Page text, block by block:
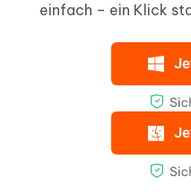
einfach – ein Klick